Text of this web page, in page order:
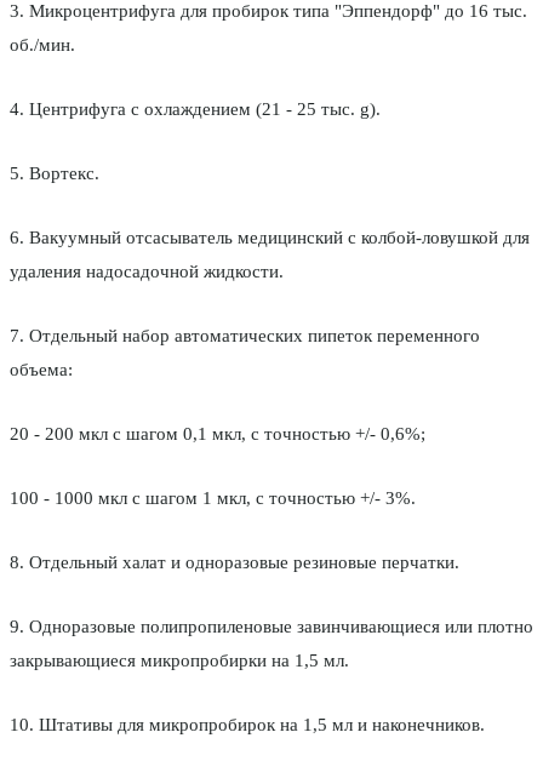
3. Микроцентрифуга для пробирок типа "Эппендорф" до 16 тыс.
об./мин.
4. Центрифуга с охлаждением (21 - 25 тыс. g).
5. Вортекс.
6. Вакуумный отсасыватель медицинский с колбой-ловушкой для
удаления надосадочной жидкости.
7. Отдельный набор автоматических пипеток переменного
объема:
20 - 200 мкл с шагом 0,1 мкл, с точностью +/- 0,6%;
100 - 1000 мкл с шагом 1 мкл, с точностью +/- 3%.
8. Отдельный халат и одноразовые резиновые перчатки.
9. Одноразовые полипропиленовые завинчивающиеся или плотно
закрывающиеся микропробирки на 1,5 мл.
10. Штативы для микропробирок на 1,5 мл и наконечников.